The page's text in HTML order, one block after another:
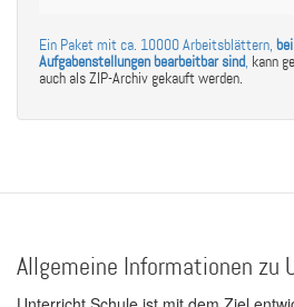
Ein Paket mit ca. 10000 Arbeitsblättern,
Aufgabenstellungen bearbeitbar sind, kann
auch als ZIP-Archiv gekauft werden.
Allgemeine Informationen zu